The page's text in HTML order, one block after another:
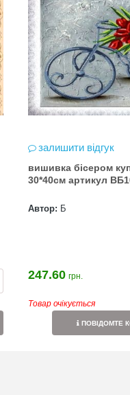
залишити відгук
вишивка бісером
Автор: Б
247.60 грн.
Товар очікується
ПОВІДОМТЕ